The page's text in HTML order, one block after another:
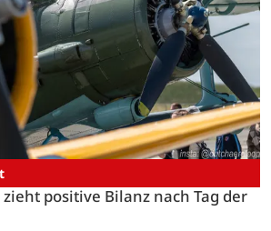
positive Bilanz nach Tag der